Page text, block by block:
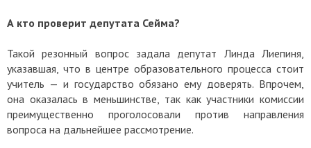
А кто проверит депутата Сейма?
Такой резонный вопрос задала депутат Линда Лиепиня,
указавшая, что в центре образовательного процесса стоит
учитель — и государство обязано ему доверять. Впрочем,
она оказалась в меньшинстве, так как участники комиссии
преимущественно проголосовали против направления
вопроса на дальнейшее рассмотрение.